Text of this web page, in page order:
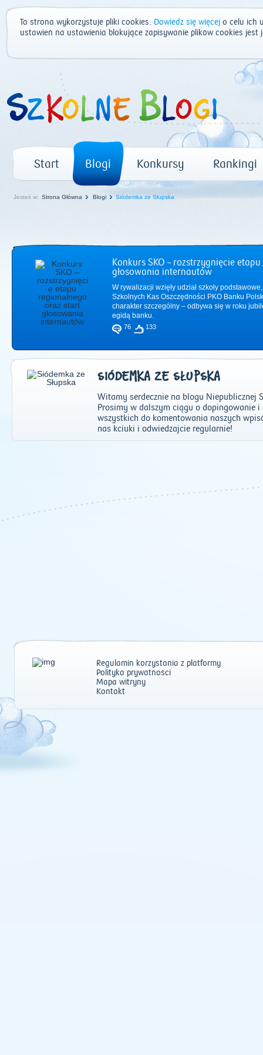
Ta strona wykorzystuje pliki cookies. Dowiedz się więcej o celu ich
ustawień na ustawienia blokujące zapisywanie plików cookies
Start Blogi Konkursy Rankingi
Jesteś w: Strona Główna Blogi Siódemka ze Słupska
Konkurs SKO – rozstrzygnięcie
głosowania internautów
W rywalizacji wzięły udział szkoły
Szkolnych Kas Oszczędności PKO Banku
charakter szczególny – odbywa się w roku
egidą banku.
76 133
SIÓDEMKA ZE SŁUPSKA
Witamy serdecznie na blogu Niepublicznej
Prosimy w dalszym ciągu o dopingowanie i
wszystkich do komentowania naszych
nas kciuki i odwiedzajcie regularnie!
2011| 2012|
Regulamin korzystania z platformy
Polityka prywatności
Mapa witryny
Kontakt